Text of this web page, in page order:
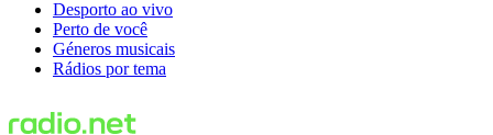
Desporto ao vivo
Perto de você
Géneros musicais
Rádios por tema